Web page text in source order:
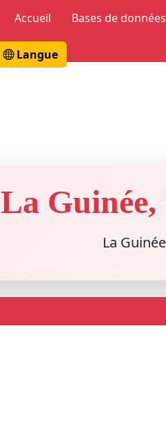
Accueil Bases de données
Langue
La Guinée,
La